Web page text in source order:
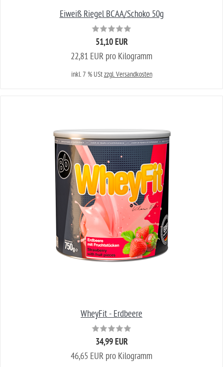
Eiweiß Riegel BCAA/Schoko 50g
51,10 EUR
22,81 EUR pro Kilogramm
inkl. 7 % UStzzgl. Versandkosten
WheyFit - Erdbeere
34,99 EUR
46,65 EUR pro Kilogramm